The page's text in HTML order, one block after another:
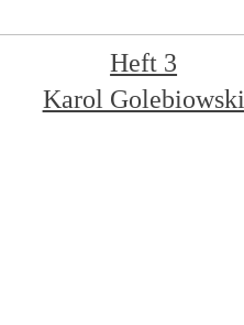
Heft 3
Karol Golebiowski